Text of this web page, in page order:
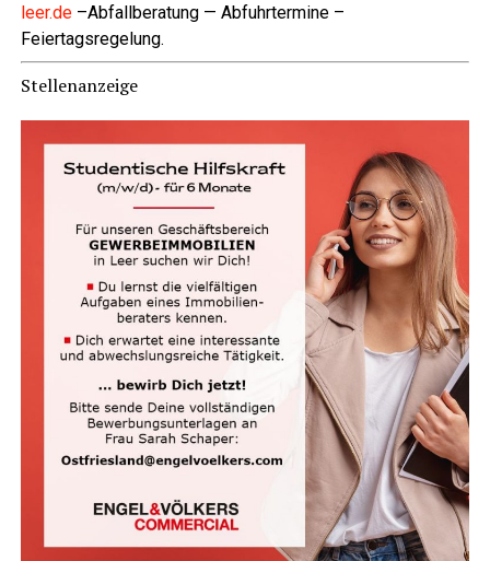
leer.de–Abfall­be­ra­tung — Abfuhr­ter­mi­ne –
Feiertagsregelung.
Stel­len­an­zei­ge